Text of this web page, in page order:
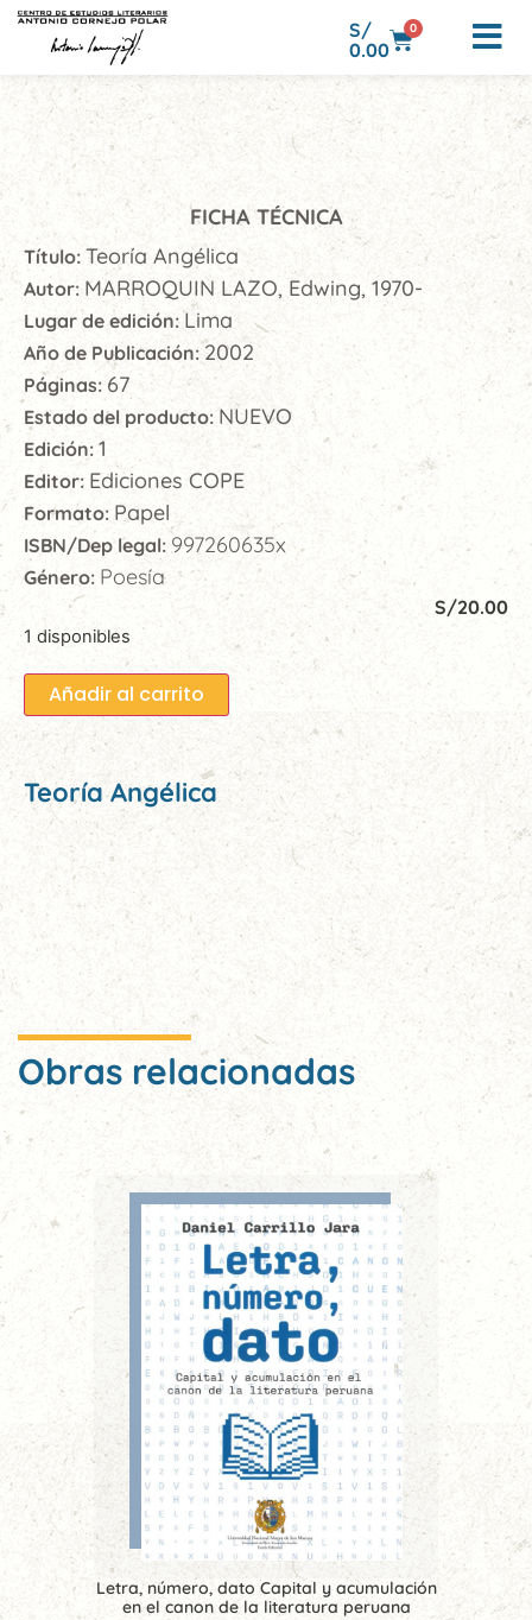
S/
0.00
0
FICHA TÉCNICA
Título: Teoría Angélica
Autor: MARROQUIN LAZO, Edwing, 1970-
Lugar de edición: Lima
Año de Publicación: 2002
Páginas: 67
Estado del producto: NUEVO
Edición: 1
Editor: Ediciones COPE
Formato: Papel
ISBN/Dep legal: 997260635x
Género: Poesía
S/20.00
1 disponibles
Añadir al carrito
Teoría Angélica
Obras relacionadas
Letra, número, dato Capital y acumulación
en el canon de la literatura peruana